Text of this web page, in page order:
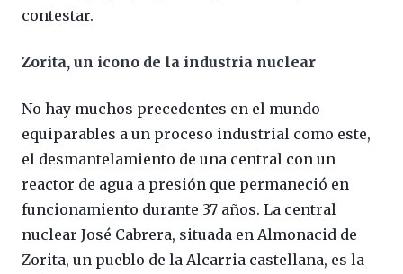
contestar.
Zorita, un icono de la industria nuclear
No hay muchos precedentes en el mundo
equiparables a un proceso industrial como este,
el desmantelamiento de una central con un
reactor de agua a presión que permaneció en
funcionamiento durante 37 años. La central
nuclear José Cabrera, situada en Almonacid de
Zorita, un pueblo de la Alcarria castellana, es la